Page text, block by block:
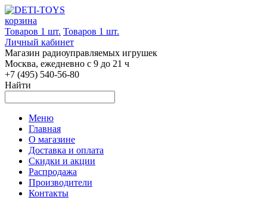
корзина
Товаров 1 шт. Товаров 1 шт.
Личный кабинет
Магазин радиоуправляемых игрушек
Москва, ежедневно с 9 до 21 ч
+7 (495) 540-56-80
Найти
Меню
Главная
О магазине
Доставка и оплата
Скидки и акции
Распродажа
Производители
Контакты